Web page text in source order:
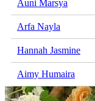
Auni Marsya
Arfa Nayla
Hannah Jasmine
Aimy Humaira